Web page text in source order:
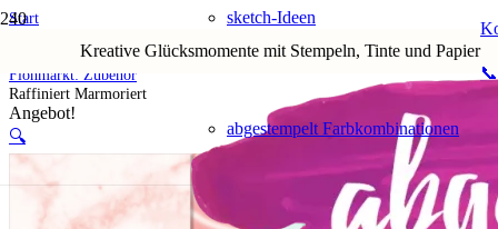
Kreative Glücksmomente mit Stempeln, Tinte und Papier
sketch-Ideen
abgestempelt Farbkombinationen
Start
5. Flohmarkt
Flohmarkt: Zubehör
Raffiniert Marmoriert
Angebot!
🔍